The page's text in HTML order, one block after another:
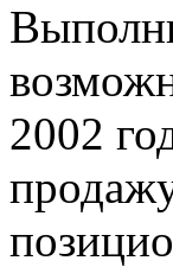
2002